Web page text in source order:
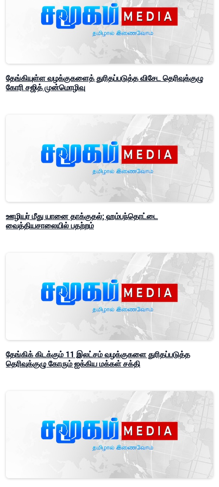
தேங்கியுள்ள வழக்குகளைத் துரிதப்படுத்த விசேட தெரிவுக்குழு
கோரி சஜித் முன்மொழிவு
ஊழியர் மீது யானை தாக்குதல்; ஹம்பந்தொட்டை
வைத்தியசாலையில் பதற்றம்
தேங்கிக் கிடக்கும் 11 இலட்சம் வழக்குகளை துரிதப்படுத்த
தெரிவுக்குழு கோரும் ஐக்கிய மக்கள் சக்தி